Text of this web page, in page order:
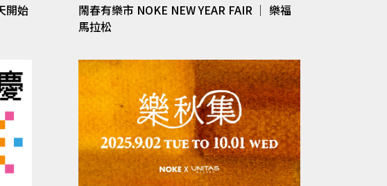
開始
鬧春有樂市 NOKE NEW YEAR FAIR │ 樂福
馬拉松